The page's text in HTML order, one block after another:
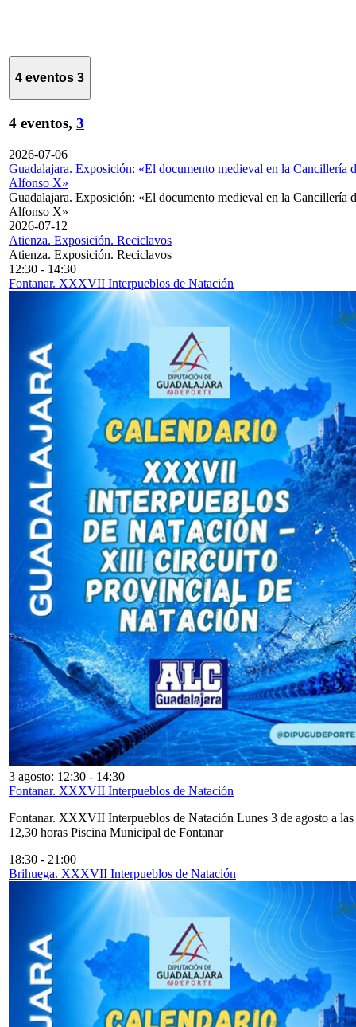
4 eventos 3
4 eventos, 3
2026-07-06
Guadalajara. Exposición: «El documento medieval en la Cancillería
Alfonso X»
Guadalajara. Exposición: «El documento medieval en la Cancillería
Alfonso X»
2026-07-12
Atienza. Exposición. Reciclavos
Atienza. Exposición. Reciclavos
12:30 - 14:30
Fontanar. XXXVII Interpueblos de Natación
3 agosto: 12:30 - 14:30
Fontanar. XXXVII Interpueblos de Natación
Fontanar. XXXVII Interpueblos de Natación Lunes 3 de agosto a las
12,30 horas Piscina Municipal de Fontanar
18:30 - 21:00
Brihuega. XXXVII Interpueblos de Natación